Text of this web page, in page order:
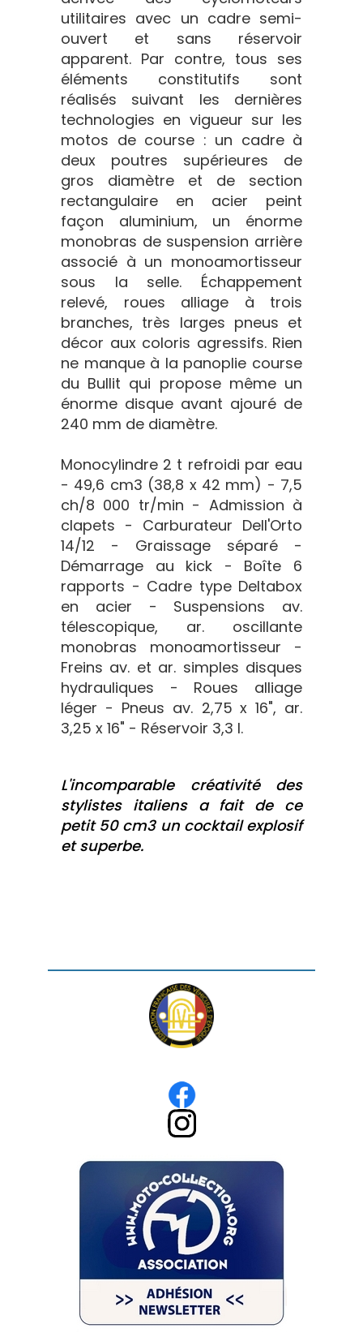
utilitaires avec un cadre semi-
ouvert et sans réservoir
apparent. Par contre, tous ses
éléments constitutifs sont
réalisés suivant les dernières
technologies en vigueur sur les
motos de course : un cadre à
deux poutres supérieures de
gros diamètre et de section
rectangulaire en acier peint
façon aluminium, un énorme
monobras de suspension arrière
associé à un monoamortisseur
sous la selle. Échappement
relevé, roues alliage à trois
branches, très larges pneus et
décor aux coloris agressifs. Rien
ne manque à la panoplie course
du Bullit qui propose même un
énorme disque avant ajouré de
240 mm de diamètre.
Monocylindre 2 t refroidi par eau
- 49,6 cm3 (38,8 x 42 mm) - 7,5
ch/8 000 tr/min - Admission à
clapets - Carburateur Dell'Orto
14/12 - Graissage séparé -
Démarrage au kick - Boîte 6
rapports - Cadre type Deltabox
en acier - Suspensions av.
télescopique, ar. oscillante
monobras monoamortisseur -
Freins av. et ar. simples disques
hydrauliques - Roues alliage
léger - Pneus av. 2,75 x 16", ar.
3,25 x 16" - Réservoir 3,3 l.
L'incomparable créativité des
stylistes italiens a fait de ce
petit 50 cm3 un cocktail explosif
et superbe.